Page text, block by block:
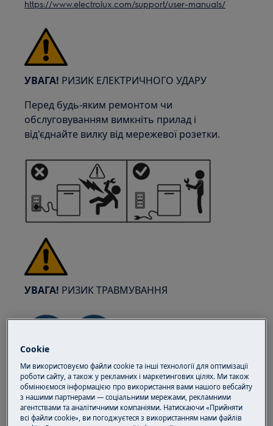
https://www.electrolux.com/support/user-manuals/
УВАГА! РИЗИК ЕЛЕКТРИЧНОГО УДАРУ
Перед будь-яким ремонтом чи
обслуговуванням вимкніть прилад і
від'єднайте вилку від мережевої розетки.
УВАГА! РИЗИК ТРАВМУВАННЯ
Завжди будьте обережні при переміщенні
побутової техніки. Для важкої техніки
найбезпечніше, щоб її переміщували двоє
осіб. Завжди використовуйте захисні
Cookie
Ми використовуємо файли cookie та інші технології для оптимізації
роботи сайту, а також у рекламних і маркетингових цілях. Ми також
обмінюємося інформацією про використання вами нашого вебсайту
з нашими партнерами — соціальними мережами, рекламними
агентствами та аналітичними компаніями. Натискаючи «Прийняти
всі файли cookie», ви погоджуєтеся з використанням нами файлів